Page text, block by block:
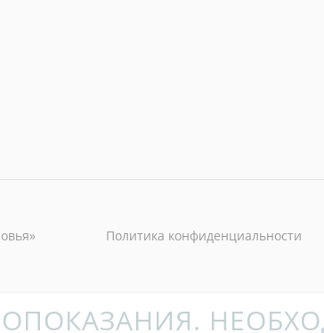
Политика конфиденциальности